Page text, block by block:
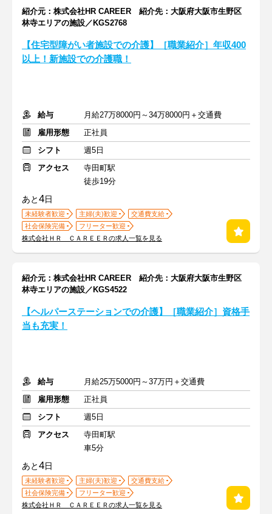
紹介元：株式会社HR CAREER 紹介先：大阪府大阪市生野区
林寺エリアの施設／KGS2768
【住宅型障がい者施設での介護】［職業紹介］年収400
以上！新施設での介護職！
給与
月給27万8000円～34万8000円＋交通費
雇用形態
正社員
シフト
週5日
アクセス
寺田町駅
徒歩19分
あと4日
未経験者歓迎 主婦(夫)歓迎
交通費支給
社会保険完備
フリーター歓迎
株式会社ＨＲ ＣＡＲＥＥＲの求人一覧を見る
紹介元：株式会社HR CAREER 紹介先：大阪府大阪市生野区
林寺エリアの施設／KGS4522
【ヘルパーステーションでの介護】［職業紹介］資格手
当も充実！
給与
月給25万5000円～37万円＋交通費
雇用形態
正社員
シフト
週5日
アクセス
寺田町駅
車5分
あと4日
未経験者歓迎 主婦(夫)歓迎
交通費支給
社会保険完備
フリーター歓迎
株式会社ＨＲ ＣＡＲＥＥＲの求人一覧を見る